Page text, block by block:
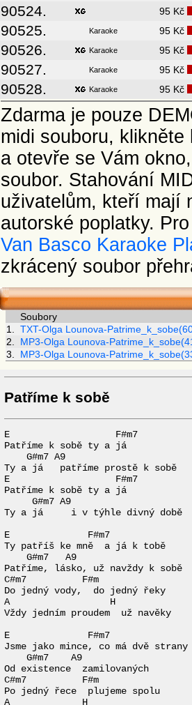
90524. 95 Kč
90525. Karaoke 95 Kč
90526. Karaoke 95 Kč
90527. Karaoke 95 Kč
90528. Karaoke 95 Kč
Zdarma je pouze
midi souboru,
a otevře se Vám
soubor. Stahování
uživatelům, kteří mají
autorské poplatky.
Van Basco Karaoke
zkrácený soubor
Soubory
1.
TXT-Olga Lounova-
2.
MP3-Olga Lounova-
3.
MP3-Olga Lounova-
Patříme k sobě
E                   F#m7
Patříme k sobě ty a já
    G#m7 A9
Ty a já   patříme prostě k sobě
E                   F#m7
Patříme k sobě ty a já
     G#m7 A9
Ty a já     i v týhle divný době
E              F#m7
Ty patříš ke mně  a já k tobě
    G#m7   A9
Patříme, lásko, už navždy k sobě
C#m7          F#m
Do jedný vody,  do jedný řeky
A                  H
Vždy jedním proudem  už navěky
E              F#m7
Jsme jako mince, co má dvě strany
    G#m7    A9
Od existence  zamilovaných
C#m7          F#m
Po jedný řece  plujeme spolu
A             H